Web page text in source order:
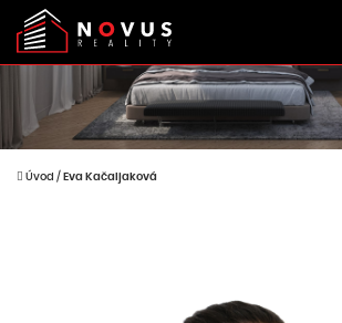
Úvod /Eva Kačaljaková